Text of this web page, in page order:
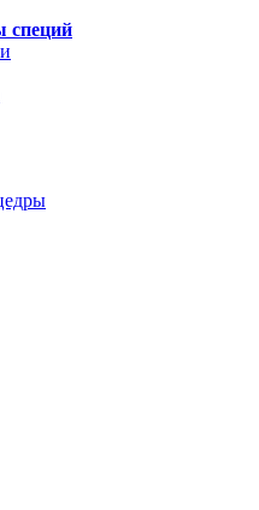
специй